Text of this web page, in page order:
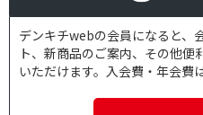
デンキチwebの会員になると、
ト、新商品のご案内、その他
いただけます。入会費・年会費